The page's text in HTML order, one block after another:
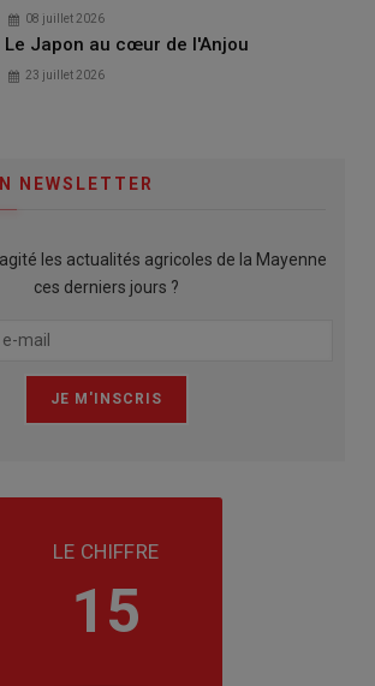
08 juillet 2026
Le Japon au cœur de l'Anjou
23 juillet 2026
NEWSLETTER
agité les actualités agricoles de la Mayenne
ces derniers jours ?
LE CHIFFRE
15